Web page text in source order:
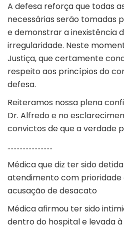
A defesa reforça que todas
necessárias serão tomadas
e demonstrar a inexistência
irregularidade. Neste
Justiça, que certamente
respeito aos princípios do
defesa.
Reiteramos nossa plena
Dr. Alfredo e no
convictos de que a verdade
…………………………
Médica que diz ter sido
atendimento com prioridade
acusação de desacato
Médica afirmou ter sido
dentro do hospital e levada